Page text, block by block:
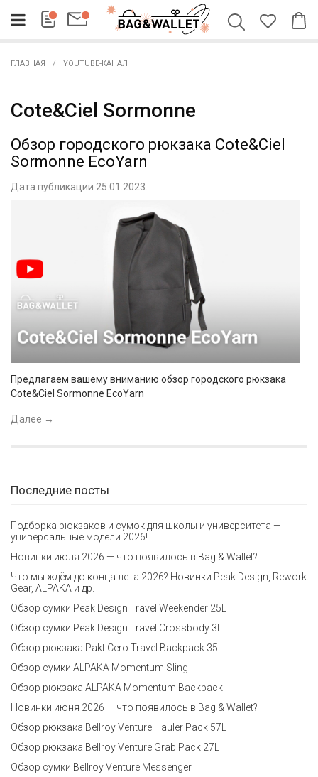
ГЛАВНАЯ YOUTUBE-КАНАЛ
Cote&Ciel Sormonne
Обзор городского рюкзака Cote&Ciel
Sormonne EcoYarn
Дата публикации 25.01.2023.
Предлагаем вашему вниманию обзор городского рюкзака
Cote&Ciel Sormonne EcoYarn
Далее →
Последние посты
Подборка рюкзаков и сумок для школы и университета —
универсальные модели 2026!
Новинки июля 2026 — что появилось в Bag & Wallet?
Что мы ждём до конца лета 2026? Новинки Peak Design, Rework
Gear, ALPAKA и др.
Обзор сумки Peak Design Travel Weekender 25L
Обзор сумки Peak Design Travel Crossbody 3L
Обзор рюкзака Pakt Cero Travel Backpack 35L
Обзор сумки ALPAKA Momentum Sling
Обзор рюкзака ALPAKA Momentum Backpack
Новинки июня 2026 — что появилось в Bag & Wallet?
Обзор рюкзака Bellroy Venture Hauler Pack 57L
Обзор рюкзака Bellroy Venture Grab Pack 27L
Обзор сумки Bellroy Venture Messenger